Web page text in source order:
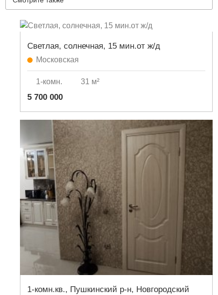
Светлая, солнечная, 15 мин.от ж/д
Московская
1-комн. 31 м²
5 700 000
1-комн.кв., Пушкинский р-н, Новгородский